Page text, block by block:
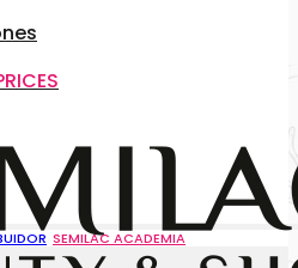
SEMILAC ACADEMIA